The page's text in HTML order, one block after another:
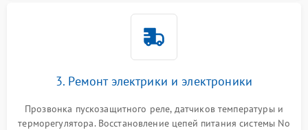
3. Ремонт электрики и электроники
Прозвонка пускозащитного реле, датчиков температуры и
терморегулятора. Восстановление цепей питания системы No